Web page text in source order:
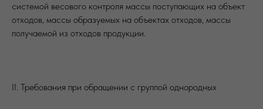
системой весового контроля массы поступающих на объект
отходов, массы образуемых на объектах отходов, массы
получаемой из отходов продукции.
II. Требования при обращении с группой однородных